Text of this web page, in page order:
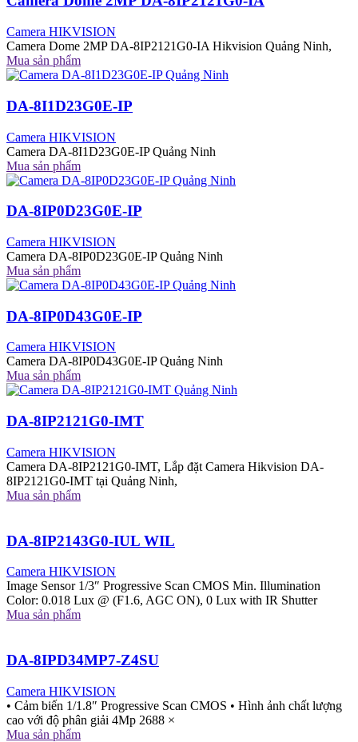
Camera HIKVISION
Camera Dome 2MP DA-8IP2121G0-IA Hikvision Quảng Ninh,
Mua sản phẩm
DA-8I1D23G0E-IP
Camera HIKVISION
Camera DA-8I1D23G0E-IP Quảng Ninh
Mua sản phẩm
DA-8IP0D23G0E-IP
Camera HIKVISION
Camera DA-8IP0D23G0E-IP Quảng Ninh
Mua sản phẩm
DA-8IP0D43G0E-IP
Camera HIKVISION
Camera DA-8IP0D43G0E-IP Quảng Ninh
Mua sản phẩm
DA-8IP2121G0-IMT
Camera HIKVISION
Camera DA-8IP2121G0-IMT, Lắp đặt Camera Hikvision DA-
8IP2121G0-IMT tại Quảng Ninh,
Mua sản phẩm
DA-8IP2143G0-IUL WIL
Camera HIKVISION
Image Sensor 1/3″ Progressive Scan CMOS Min. Illumination
Color: 0.018 Lux @ (F1.6, AGC ON), 0 Lux with IR Shutter
Mua sản phẩm
DA-8IPD34MP7-Z4SU
Camera HIKVISION
• Cảm biến 1/1.8″ Progressive Scan CMOS • Hình ảnh chất lượng
cao với độ phân giải 4Mp 2688 ×
Mua sản phẩm